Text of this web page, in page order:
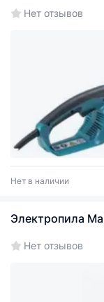
Нет отзывов
Нет в наличии
Электропила
Нет отзывов